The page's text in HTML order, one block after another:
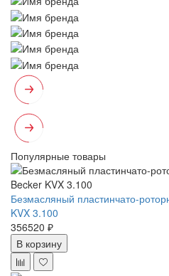
Популярные товары
Безмасляный пластинчато-
KVX 3.100
356520 ₽
В корзину